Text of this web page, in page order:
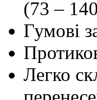
(73 –
Гумові
Легко